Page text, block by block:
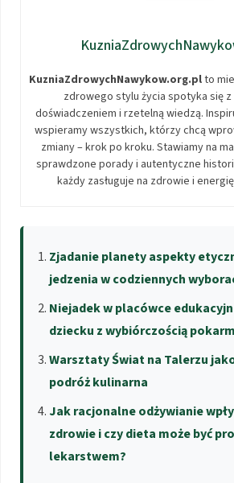
KuzniaZdrowychNawykow.org.plto
zdrowego stylu życia spotyka się
doświadczeniem i rzetelną wiedzą.
wspieramy wszystkich, którzy chcą
zmiany – krok po kroku. Stawiamy na
sprawdzone porady i autentyczne
każdy zasługuje na zdrowie i
Zjadanie planety aspekty
jedzenia w codziennych
Niejadek w placówce
dziecku z wybiórczością
Warsztaty Świat na Talerzu
podróż kulinarna
Jak racjonalne odżywianie
zdrowie i czy dieta może być
lekarstwem?